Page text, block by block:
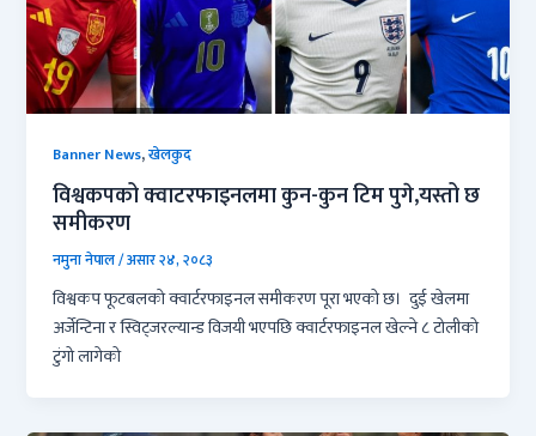
Banner News,खेलकुद
विश्वकपको क्वाटरफाइनलमा कुन-कुन टिम पुगे,यस्तो छ
समीकरण
नमुना नेपाल/असार २४, २०८३
विश्वकप फूटबलकाे क्वार्टरफाइनल समीकरण पूरा भएको छ। दुई खेलमा
अर्जेन्टिना र स्विट्जरल्यान्ड विजयी भएपछि क्वार्टरफाइनल खेल्ने ८ टोलीको
टुंगो लागेको